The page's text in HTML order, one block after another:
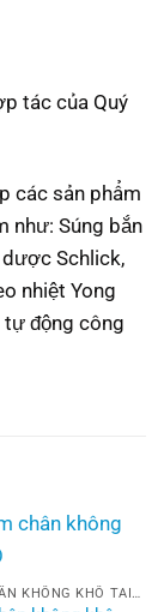
tác của Quý
các sản phẩm
như: Súng bắn
Schlick,
nhiệt Yong
tự động công
MÁY BƠM CHÂN KHÔNG KHÔ TAIKO